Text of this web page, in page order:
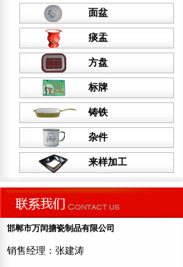
面盆
痰盂
方盘
标牌
铸铁
杂件
来样加工
邯郸市万闰搪瓷制品有限公司
销售经理：张建涛